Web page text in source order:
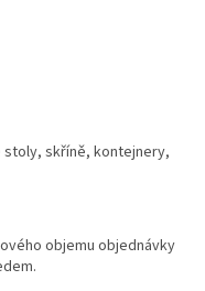
stoly, skříně, kontejnery,
objemu objednávky